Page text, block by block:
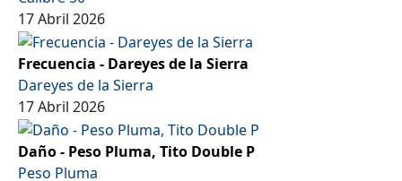
17 Abril 2026
Frecuencia - Dareyes de la Sierra
Dareyes de la Sierra
17 Abril 2026
Daño - Peso Pluma, Tito Double P
Peso Pluma